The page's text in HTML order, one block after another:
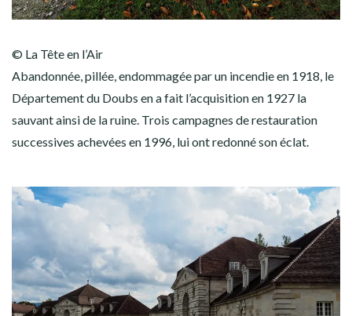
© La Tête en l’Air
Abandonnée, pillée, endommagée par un incendie en 1918, le
Département du Doubs en a fait l’acquisition en 1927 la
sauvant ainsi de la ruine. Trois campagnes de restauration
successives achevées en 1996, lui ont redonné son éclat.